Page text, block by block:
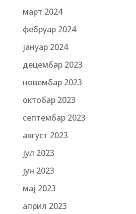
март 2024
фебруар 2024
јануар 2024
децембар 2023
новембар 2023
октобар 2023
септембар 2023
август 2023
јул 2023
јун 2023
мај 2023
април 2023